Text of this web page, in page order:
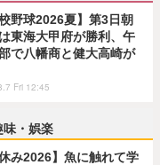
校野球2026夏】第3日朝
東海大甲府が勝利、午
で八幡商と健大高崎が
Fri 12:45
味・娯楽
休み2026】魚に触れて学